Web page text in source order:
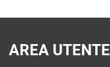
AREA UTENTE